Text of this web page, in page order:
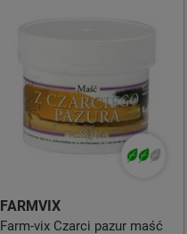
FARMVIX
Farm-vix Czarci pazur maść